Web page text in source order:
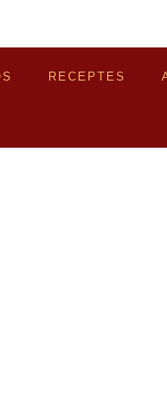
RECEPTES